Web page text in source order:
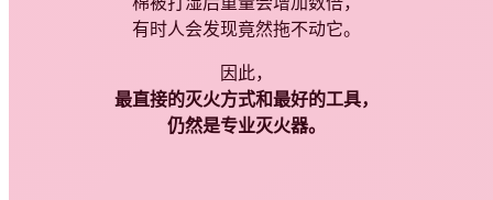
有时人会发现竟然拖不动它。
因此，
最直接的灭火方式和最好的工具，
仍然是专业灭火器。